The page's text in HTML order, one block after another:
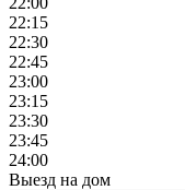
22:15
22:30
22:45
23:00
23:15
23:30
23:45
24:00
Выезд на дом